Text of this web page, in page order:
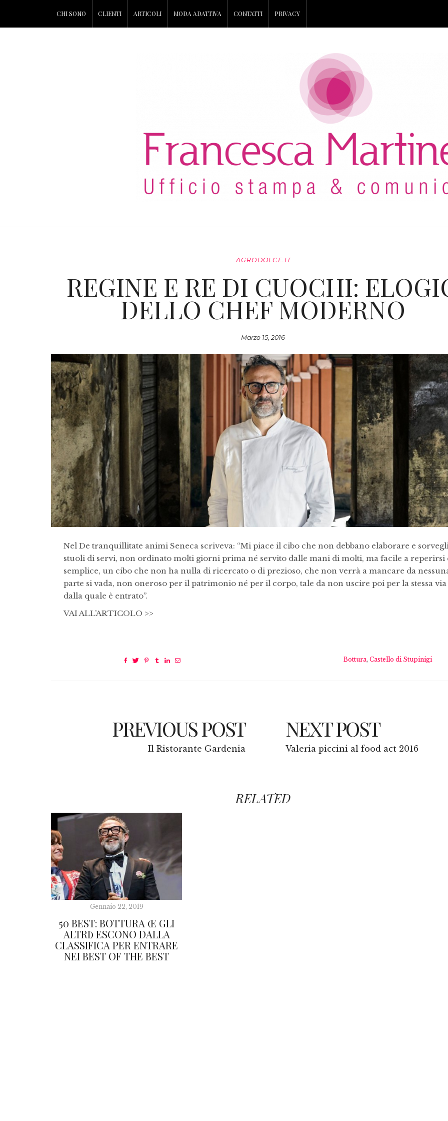
CHI SONO CLIENTI ARTICOLI MODA ADATTIVA CONTATTI PRIVACY
AGRODOLCE.IT
REGINE E RE DI CUOCHI:
DELLO CHEF MODERNO
Marzo 15, 2016
Nel De tranquillitate animi Seneca scriveva: “Mi piace il cibo che non debbano elaborare e
stuoli di servi, non ordinato molti giorni prima né servito dalle mani di molti, ma facile a reperirsi
semplice, un cibo che non ha nulla di ricercato o di prezioso, che non verrà a mancare da
parte si vada, non oneroso per il patrimonio né per il corpo, tale da non uscire poi per la stessa via
dalla quale è entrato”.
VAI ALL’ARTICOLO >>
Bottura, Castello di Stupinigi
PREVIOUS POST
Il Ristorante Gardenia
NEXT POST
Valeria piccini al food act 2016
RELATED
Gennaio 22, 2019
50 BEST: BOTTURA (E GLI
ALTRI) ESCONO DALLA
CLASSIFICA PER ENTRARE
NEI BEST OF THE BEST